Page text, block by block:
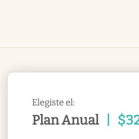
Elegiste el:
Plan Anual $